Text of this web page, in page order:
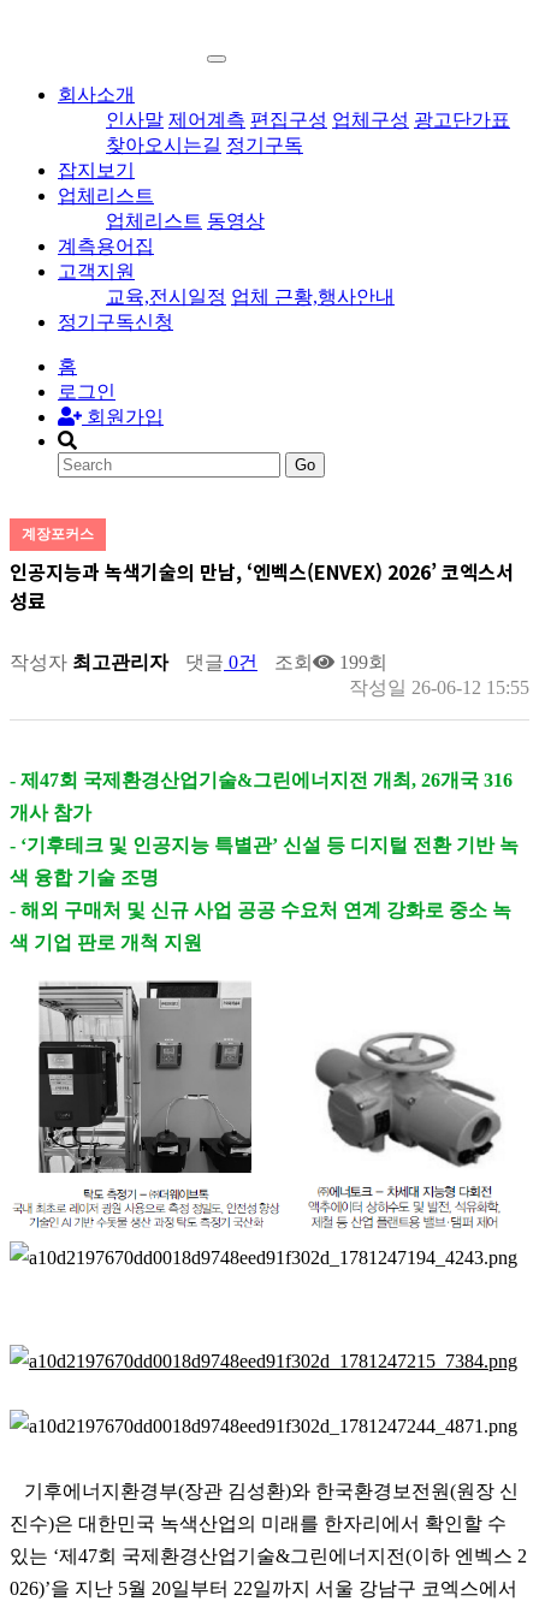
회사소개
인사말 제어계측 편집구성 업체구성 광고단가표
찾아오시는길 정기구독
잡지보기
업체리스트
업체리스트 동영상
계측용어집
고객지원
교육,전시일정 업체 근황,행사안내
정기구독신청
홈
로그인
회원가입
Go
계장포커스
인공지능과 녹색기술의 만남, ‘엔벡스(ENVEX) 2026’ 코엑스서
성료
작성자 최고관리자 댓글 0건 조회
199회
작성일 26-06-12 15:55
- 제47회 국제환경산업기술&그린에너지전 개최, 26개국 316
개사 참가
- ‘기후테크 및 인공지능 특별관’ 신설 등 디지털 전환 기반 녹
색 융합 기술 조명
- 해외 구매처 및 신규 사업 공공 수요처 연계 강화로 중소 녹
색 기업 판로 개척 지원
기후에너지환경부(장관 김성환)와 한국환경보전원(원장 신
진수)은 대한민국 녹색산업의 미래를 한자리에서 확인할 수
있는 ‘제47회 국제환경산업기술&그린에너지전(이하 엔벡스 2
026)’을 지난 5월 20일부터 22일까지 서울 강남구 코엑스에서